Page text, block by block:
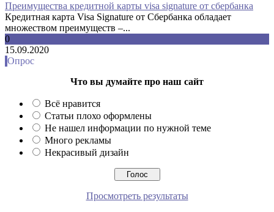
Преимущества кредитной карты visa signature от сбербанка
Кредитная карта Visa Signature от Сбербанка обладает
множеством преимуществ –...
0
15.09.2020
Опрос
Что вы думайте про наш сайт
Всё нравится
Статьи плохо оформлены
Не нашел информации по нужной теме
Много рекламы
Некрасивый дизайн
Просмотреть результаты